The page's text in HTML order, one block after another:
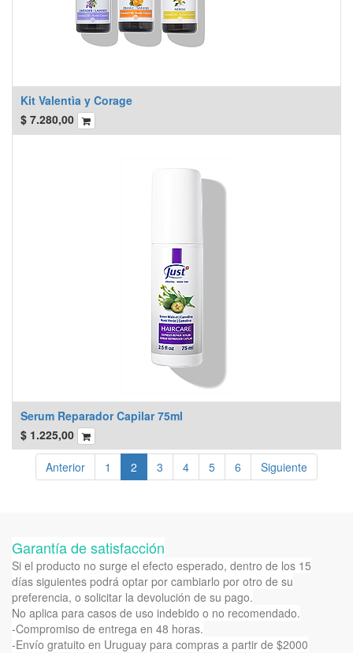
Kit Valentìa y Corage
$ 7.280,00
Serum Reparador Capilar 75ml
$ 1.225,00
Anterior 1 2 3 4 5 6 Siguiente
Garantía de satisfacción
Si el producto no surge el efecto esperado, dentro de los 15
días siguientes podrá optar por cambiarlo por otro de su
preferencia, o solicitar la devolución de su pago.
No aplica para casos de uso indebido o no recomendado.
-Compromiso de entrega en 48 horas.
-Envío gratuito en Uruguay para compras a partir de $2000